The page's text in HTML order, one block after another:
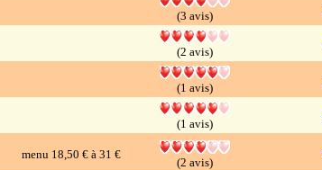
(3 avis)
(2 avis)
(1 avis)
(1 avis)
menu 18,50 € à 31 €
(2 avis)